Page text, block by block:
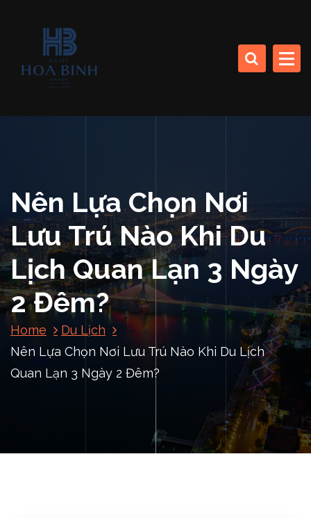
CÔNG TY CP SINH THÁI BIỂN (KHÁCH SẠN HÒA BÌNH)
Nên Lựa Chọn Nơi
Lưu Trú Nào Khi Du
Lịch Quan Lạn 3 Ngày
2 Đêm?
Home
Du Lịch
Nên Lựa Chọn Nơi Lưu Trú Nào Khi Du Lịch
Quan Lạn 3 Ngày 2 Đêm?